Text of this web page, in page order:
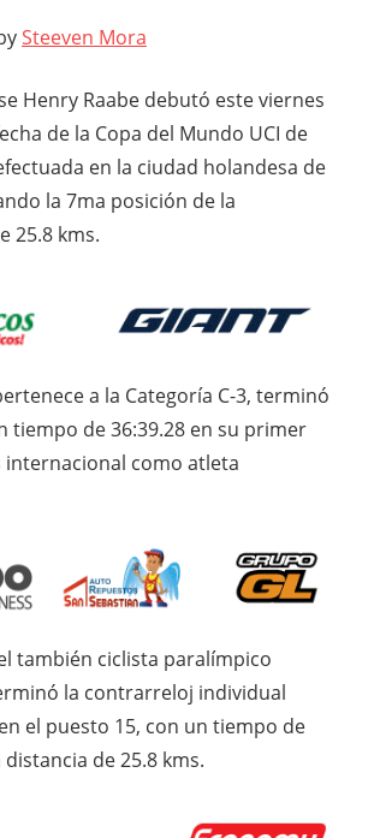
Steeven Mora
Henry Raabe debutó este viernes
de la Copa del Mundo UCI de
en la ciudad holandesa de
la 7ma posición de la
25.8 kms.
a la Categoría C-3, terminó
tiempo de 36:39.28 en su primer
internacional como atleta
también ciclista paralímpico
la contrarreloj individual
el puesto 15, con un tiempo de
distancia de 25.8 kms.